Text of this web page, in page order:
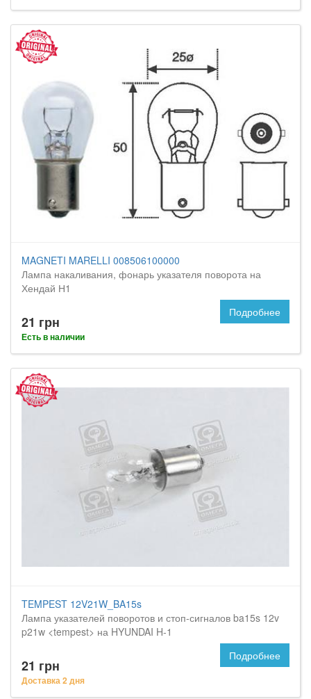
MAGNETI MARELLI 008506100000
Лампа накаливания, фонарь указателя поворота на
Хендай Н1
21 грн
Есть в наличии
Подробнее
TEMPEST 12V21W_BA15s
Лампа указателей поворотов и стоп-сигналов ba15s 12v
p21w <tempest> на HYUNDAI H-1
21 грн
Доставка 2 дня
Подробнее